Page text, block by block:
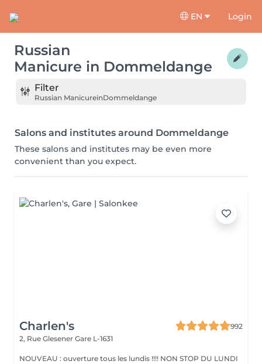
EN Login
Russian
Manicure in Dommeldange
Filter
Russian ManicureinDommeldange
Salons and institutes around Dommeldange
These salons and institutes may be even more
convenient than you expect.
Charlen's
992
2, Rue Glesener Gare L-1631
NOUVEAU : ouverture tous les lundis !!!! NON STOP DU LUNDI